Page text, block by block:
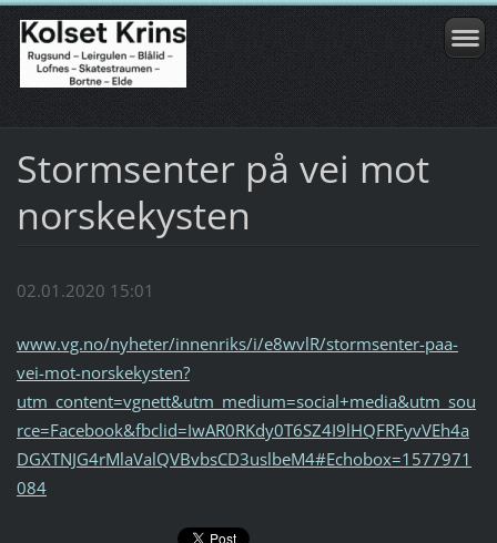
Stormsenter på vei mot
norskekysten
02.01.2020 15:01
www.vg.no/nyheter/innenriks/i/e8wvlR/stormsenter-paa-
vei-mot-norskekysten?
utm_content=vgnett&utm_medium=social+media&utm_sou
rce=Facebook&fbclid=IwAR0RKdy0T6SZ4I9lHQFRFyvVEh4a
DGXTNJG4rMlaValQVBvbsCD3uslbeM4#Echobox=1577971
084